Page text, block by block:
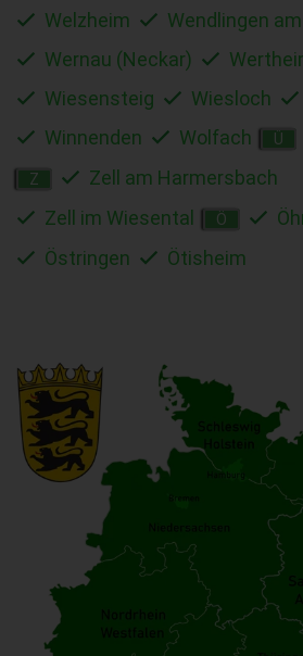
Welzheim
Wendlingen
Wernau (Neckar)
Wiesensteig
Wiesloch
Winnenden
Wolfach Ü
Z
Zell am Harmersbach
Zell im Wiesental
Ö
Östringen
Ötisheim